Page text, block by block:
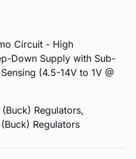
Circuit - High
Down Supply with Sub-
(4.5-14V to 1V @
Regulators,
Regulators